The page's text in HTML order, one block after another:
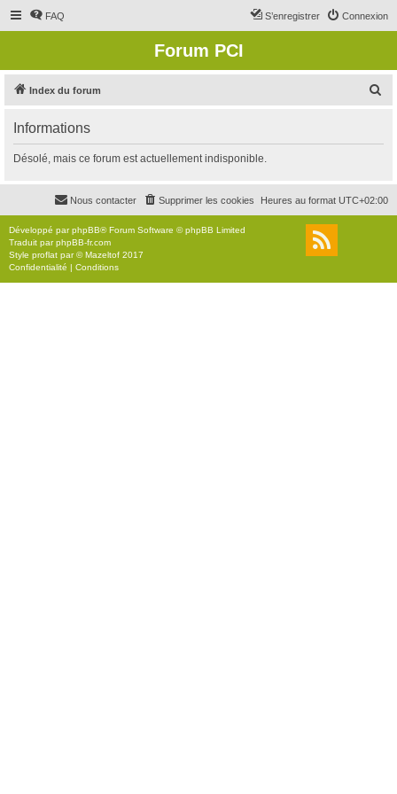
FAQ Connexion
S’enregistrer
Forum PCI
Index du forum
r
c
r
Informations
Désolé, mais ce forum est actuellement indisponible.
Heures au format UTC+02:00
Supprimer les cookies
Nous contacter
Développé parphpBB® Forum Software © phpBB Limited
Traduit parphpBB-fr.com
Style proflat par ©Mazeltof 2017
Confidentialité | Conditions